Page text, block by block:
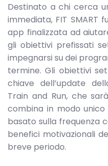
Destinato a chi cerca
immediata, FIT SMART
app finalizzata ad
gli obiettivi prefissati
impegnarsi su dei
termine. Gli obiettivi
chiave dell’update
Train and Run, che
combina in modo unico
basato sulla frequenza
benefici motivazionali
breve periodo.